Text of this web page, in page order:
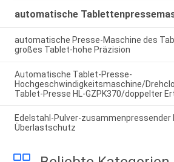
automatische
automatische Presse-Maschine des
großes Tablet-hohe Präzision
Automatische Tablet-Presse-
Hochgeschwindigkeitsmaschine/
Tablet-Presse HL-GZPK370/doppelter
Edelstahl-Pulver-zusammenpressender
Überlastschutz